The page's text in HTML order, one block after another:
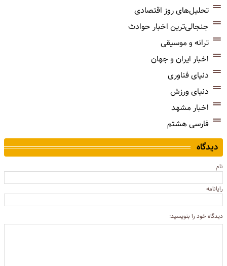
تحلیل‌های روز اقتصادی
جنجالی‌ترین اخبار حوادث
ترانه و موسیقی
اخبار ایران و جهان
دنیای فناوری
دنیای ورزش
اخبار مشهد
فارسی هشتم
دیدگاه
نام
رایانامه
دیدگاه خود را بنویسید: